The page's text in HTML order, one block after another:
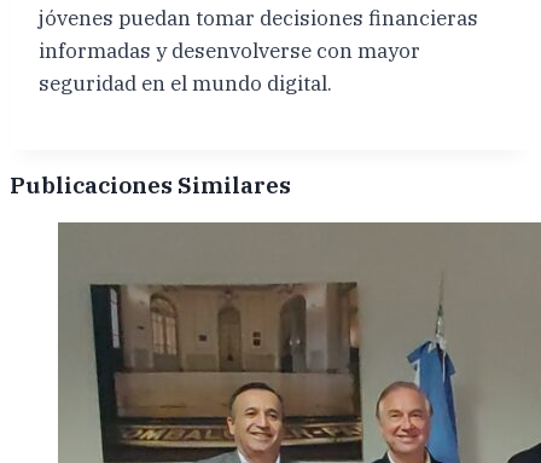
jóvenes puedan tomar decisiones financieras
informadas y desenvolverse con mayor
seguridad en el mundo digital.
Publicaciones Similares